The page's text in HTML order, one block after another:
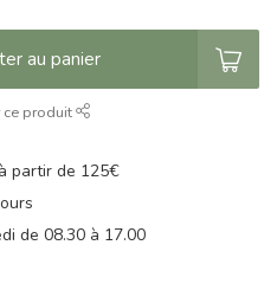
au panier
ce produit
partir de 125€
de 08.30 à 17.00